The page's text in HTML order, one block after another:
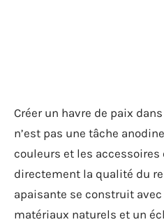
Créer un havre de paix
n’est pas une tâche
couleurs et les
directement la qualité du
apaisante se construit
matériaux naturels et un